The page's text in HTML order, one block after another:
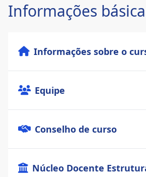
Informações
Informações sobre o
Equipe
Conselho de curso
Núcleo Docente